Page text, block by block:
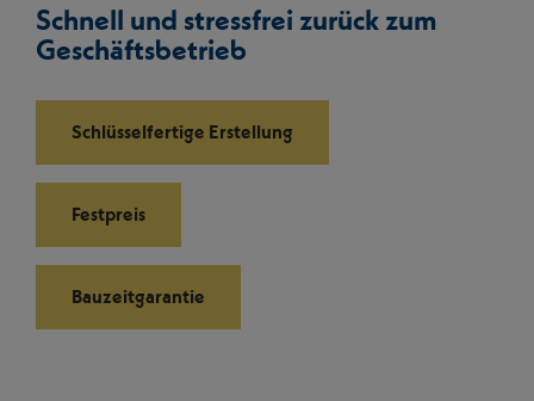
Schnell und stressfrei zurück zum
Geschäftsbetrieb
Schlüsselfertige Erstellung
Festpreis
Bauzeitgarantie